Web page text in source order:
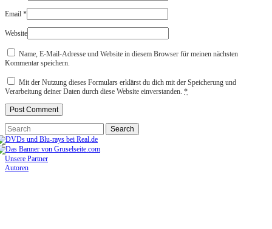
Email *
Website
Name, E-Mail-Adresse und Website in diesem Browser für meinen nächsten
Kommentar speichern.
Mit der Nutzung dieses Formulars erklärst du dich mit der Speicherung und
Verarbeitung deiner Daten durch diese Website einverstanden. *
Unsere Partner
Autoren